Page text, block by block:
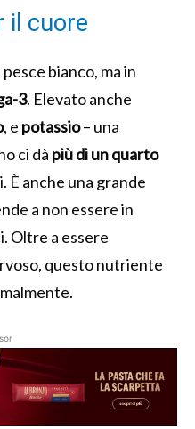
il cuore
bianco, ma in
3. Elevato anche
, e potassio– una
ci dà più di un quarto
È anche una grande
a non essere in
Oltre a essere
questo nutriente